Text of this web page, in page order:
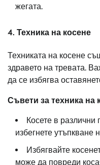
жегата.
4. Техника на косене
Техниката на косене
здравето на тревата.
да се избягва
Съвети за техника на
Косете в различни
избегнете утъпкване
Избягвайте
може да повреди